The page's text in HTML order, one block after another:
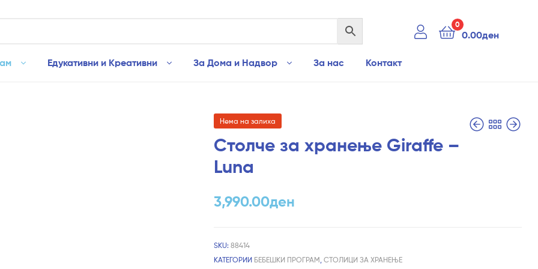
0
0.00ден
Едукативни и Креативни За Дома и Надвор За нас Контакт
Нема на залиха
Столче за хранење Giraffe –
Luna
3,990.00ден
SKU:88414
КАТЕГОРИИ БЕБЕШКИ ПРОГРАМ ,СТОЛИЦИ ЗА ХРАНЕЊЕ